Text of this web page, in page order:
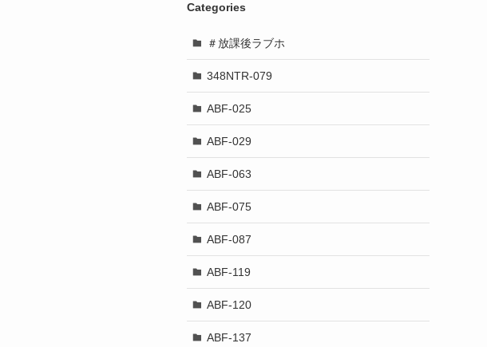
Categories
＃放課後ラブホ
348NTR-079
ABF-025
ABF-029
ABF-063
ABF-075
ABF-087
ABF-119
ABF-120
ABF-137